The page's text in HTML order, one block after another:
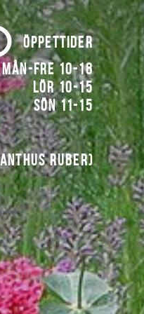
ÖPPETTIDER
Mån-fre 10-18
Lör 10-15
Sön 11-15
ruber)